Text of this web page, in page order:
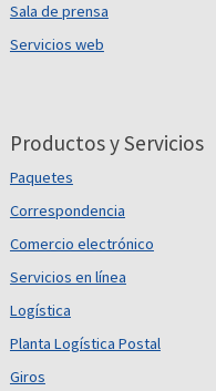
Sala de prensa
Servicios web
Productos y Servicios
Paquetes
Correspondencia
Comercio electrónico
Servicios en línea
Logística
Planta Logística Postal
Giros